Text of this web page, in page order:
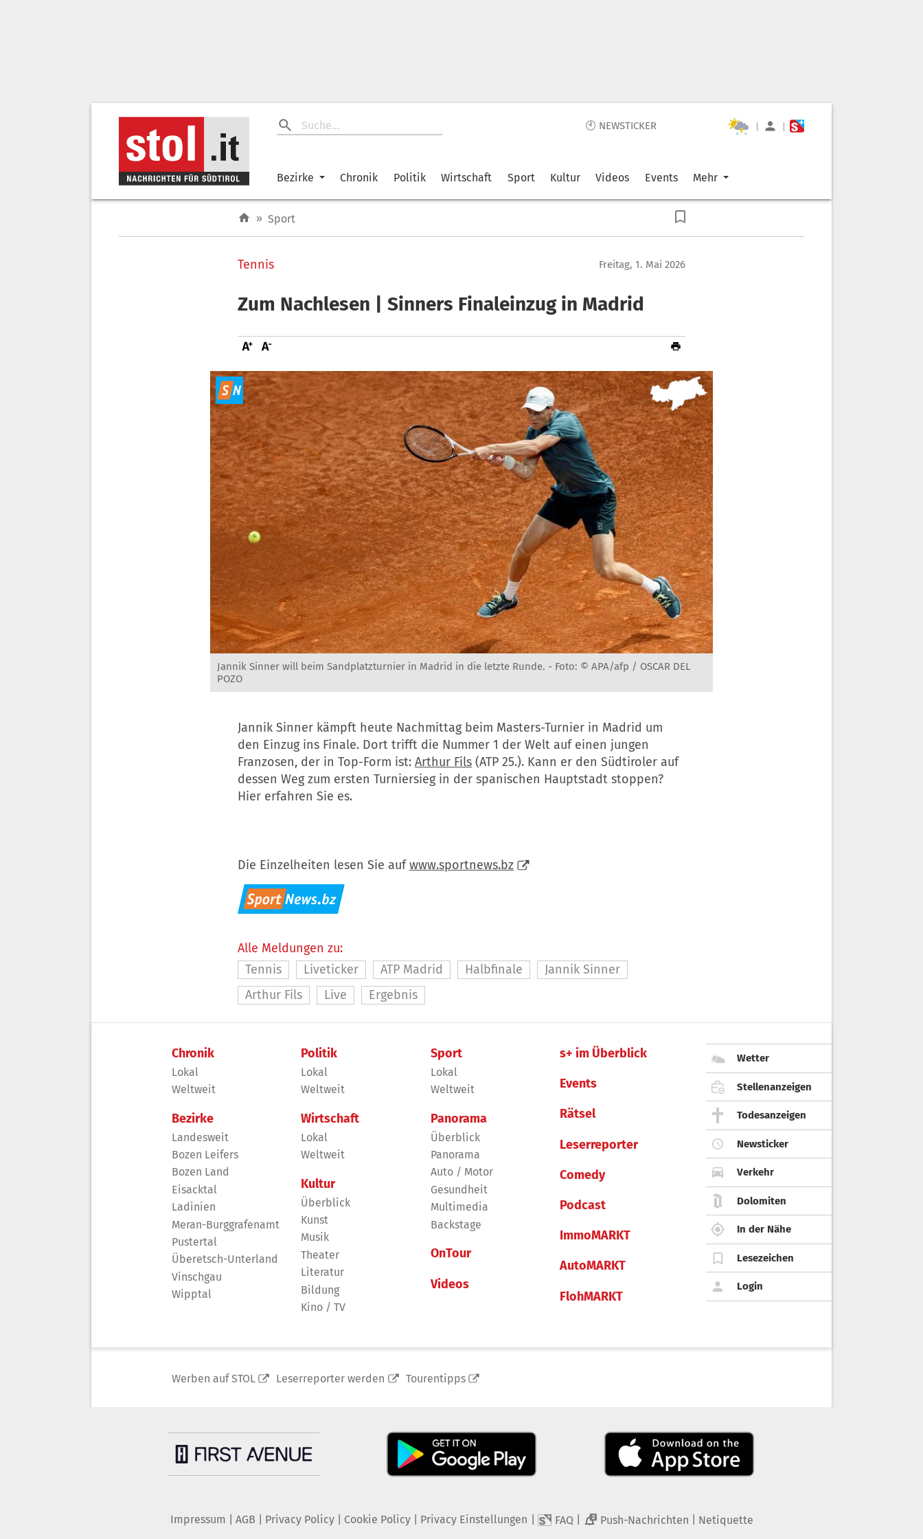
🕙 NEWSTICKER | |
Bezirke Chronik Politik Wirtschaft Sport Kultur Videos Events Mehr
» Sport
Tennis Freitag, 1. Mai 2026
Zum Nachlesen | Sinners Finaleinzug in Madrid
Jannik Sinner will beim Sandplatzturnier in Madrid in die letzte Runde. - Foto: © APA/afp / OSCAR DEL
POZO
Jannik Sinner kämpft heute Nachmittag beim Masters-Turnier in Madrid um
den Einzug ins Finale. Dort trifft die Nummer 1 der Welt auf einen jungen
Franzosen, der in Top-Form ist: Arthur Fils (ATP 25.). Kann er den Südtiroler auf
dessen Weg zum ersten Turniersieg in der spanischen Hauptstadt stoppen?
Hier erfahren Sie es.
Die Einzelheiten lesen Sie aufwww.sportnews.bz
Alle Meldungen zu:
Tennis
Liveticker ATP Madrid Halbfinale
Jannik Sinner
Arthur Fils
Live Ergebnis
Chronik
Lokal
Weltweit
Bezirke
Landesweit
Bozen Leifers
Bozen Land
Eisacktal
Ladinien
Meran-Burggrafenamt
Pustertal
Überetsch-Unterland
Vinschgau
Wipptal
Politik
Lokal
Weltweit
Wirtschaft
Lokal
Weltweit
Kultur
Überblick
Kunst
Musik
Theater
Literatur
Bildung
Kino / TV
Sport
Lokal
Weltweit
Panorama
Überblick
Panorama
Auto / Motor
Gesundheit
Multimedia
Backstage
OnTour
Videos
s+ im Überblick
Events
Rätsel
Leserreporter
Comedy
Podcast
ImmoMARKT
AutoMARKT
FlohMARKT
Wetter
Stellenanzeigen
Todesanzeigen
Newsticker
Verkehr
Dolomiten
In der Nähe
Lesezeichen
Login
Werben auf STOL Leserreporter werden Tourentipps
Impressum AGB Privacy Policy| Cookie Policy| Privacy Einstellungen FAQ 2 Push-Nachrichten Netiquette